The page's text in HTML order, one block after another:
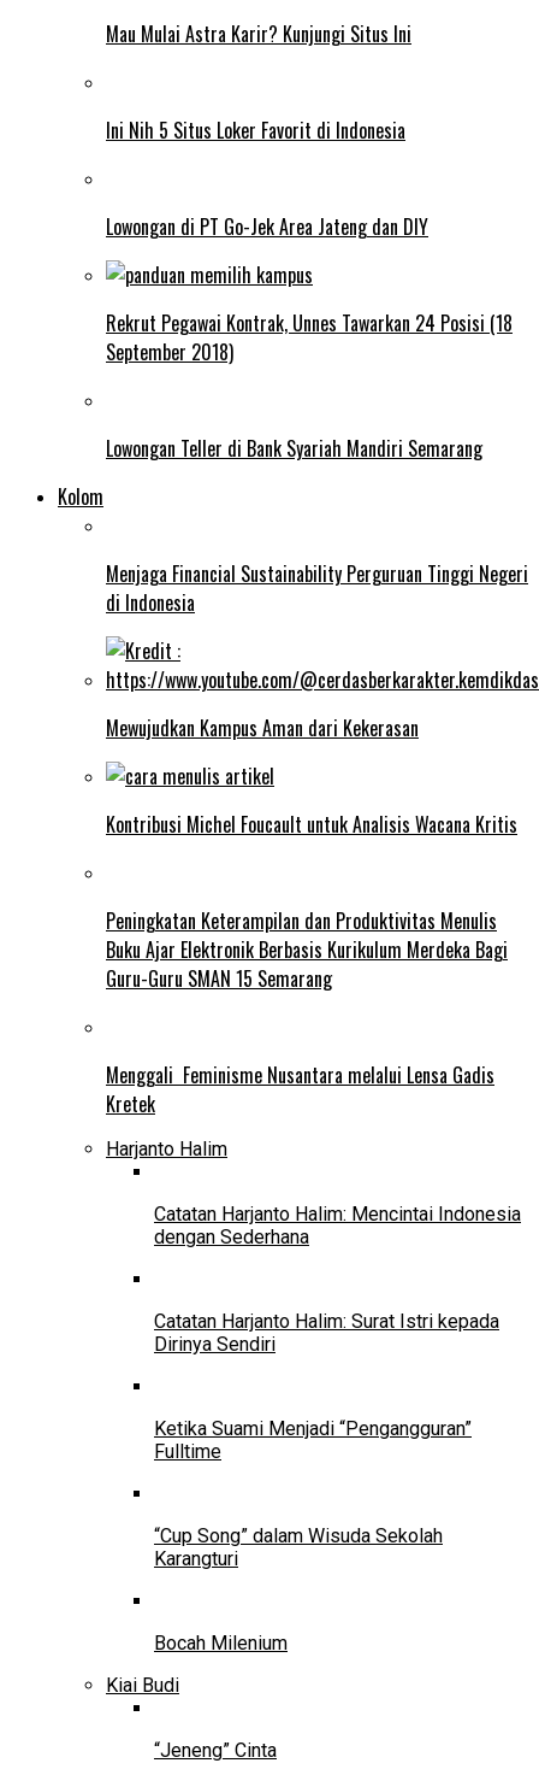
Mau Mulai Astra Karir? Kunjungi Situs Ini
Ini Nih 5 Situs Loker Favorit di Indonesia
Lowongan di PT Go-Jek Area Jateng dan DIY
Rekrut Pegawai Kontrak, Unnes Tawarkan 24 Posisi (18
September 2018)
Lowongan Teller di Bank Syariah Mandiri Semarang
Kolom
Menjaga Financial Sustainability Perguruan Tinggi Negeri
di Indonesia
Mewujudkan Kampus Aman dari Kekerasan
Kontribusi Michel Foucault untuk Analisis Wacana Kritis
Peningkatan Keterampilan dan Produktivitas Menulis
Buku Ajar Elektronik Berbasis Kurikulum Merdeka Bagi
Guru-Guru SMAN 15 Semarang
Menggali Feminisme Nusantara melalui Lensa Gadis
Kretek
Harjanto Halim
Catatan Harjanto Halim: Mencintai Indonesia
dengan Sederhana
Catatan Harjanto Halim: Surat Istri kepada
Dirinya Sendiri
Ketika Suami Menjadi “Pengangguran”
Fulltime
“Cup Song” dalam Wisuda Sekolah
Karangturi
Bocah Milenium
Kiai Budi
“Jeneng” Cinta